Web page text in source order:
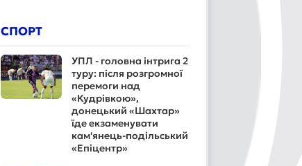
СПОРТ
УПЛ - головна інтрига 2
туру: після розгромної
перемоги над
«Кудрівкою»,
донецький «Шахтар»
їде екзаменувати
кам'янець-подільський
«Епіцентр»